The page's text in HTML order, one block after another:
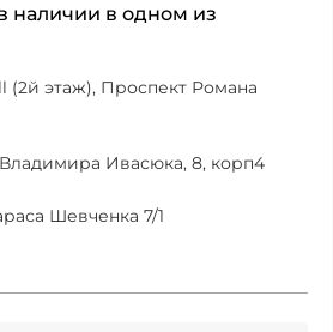
наличии в одном из
(2й этаж), Проспект Романа
Ивасюка, 8, корп4
Шевченка 7/1